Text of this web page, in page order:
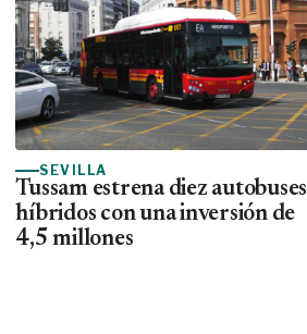
SEVILLA
Tussam estrena diez autobuses
híbridos con una inversión de
4,5 millones